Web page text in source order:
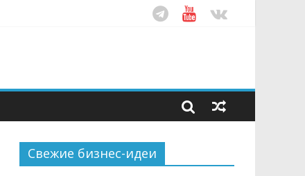
Свежие бизнес-идеи